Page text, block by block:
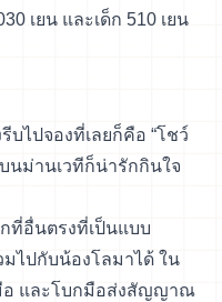
เยน และเด็ก 510 เยน
บไปจองที่เลยก็คือ “โชว์
นม่านเวทีก็น่ารักกินใจ
ที่อื่นตรงที่เป็นแบบ
มไปกับน้องโลมาได้ ใน
มือ และโบกมือส่งสัญญาณ